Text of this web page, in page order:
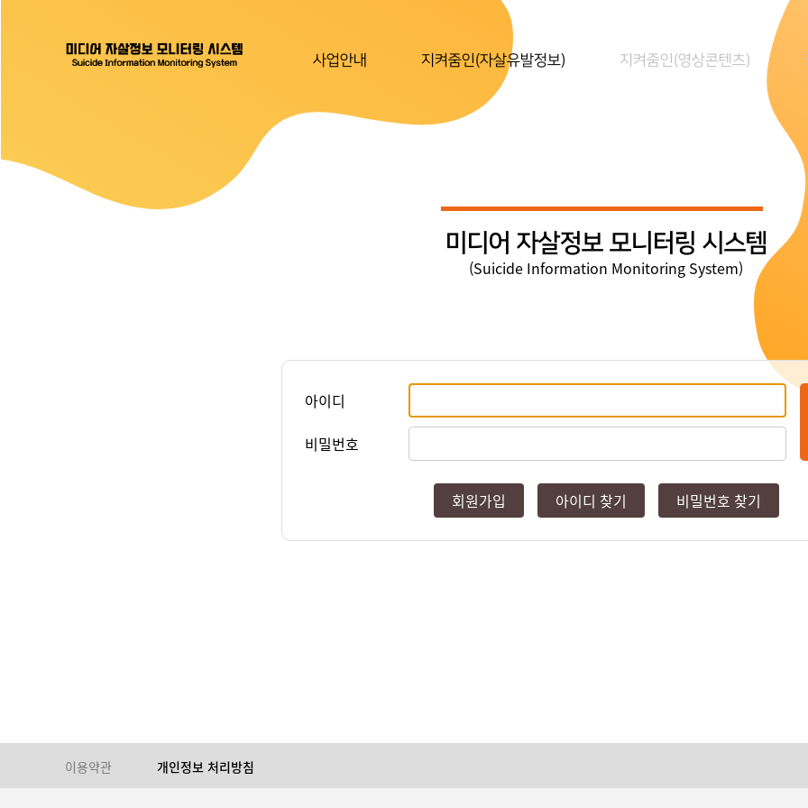
사업안내 지켜줌인(자살유발정보) 지켜줌인(영상콘텐츠)
미디어 자살정보 모니터링 시스템
(Suicide Information Monitoring System)
아이디
비밀번호
회원가입 아이디 찾기 비밀번호 찾기
이용약관 개인정보 처리방침